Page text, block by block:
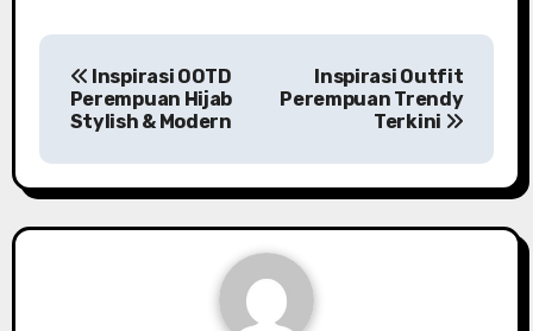
P
s
t
Inspirasi OOTD
Perempuan Hijab
Stylish & Modern
Inspirasi Outfit
Perempuan Trendy
Terkini